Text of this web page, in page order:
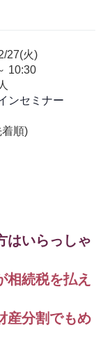
27(火)
10:30
ンセミナー
順)
はいらっしゃ
相続税を払え
産分割でもめ